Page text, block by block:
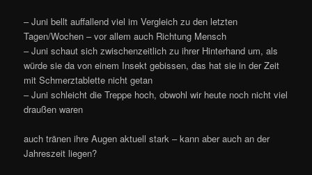
– Juni bellt auffallend viel im Vergleich zu den letzten
Tagen/Wochen – vor allem auch Richtung Mensch
– Juni schaut sich zwischenzeitlich zu ihrer Hinterhand um, als
würde sie da von einem Insekt gebissen, das hat sie in der Zeit
mit Schmerztablette nicht getan
– Juni schleicht die Treppe hoch, obwohl wir heute noch nicht viel
draußen waren
auch tränen ihre Augen aktuell stark – kann aber auch an der
Jahreszeit liegen?